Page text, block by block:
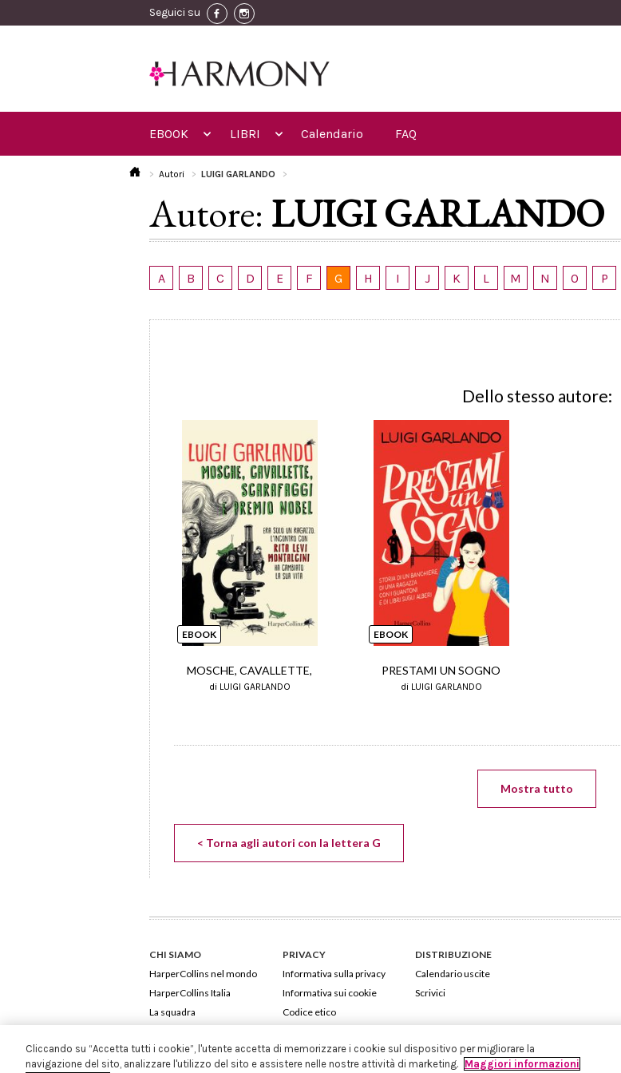
Seguici su
EBOOK LIBRI Calendario FAQ
Autori LUIGI GARLANDO
Autore: LUIGI GARLANDO
A B C D E F G H I J K L M N O P
Dello stesso autore:
EBOOK
MOSCHE, CAVALLETTE,
di LUIGI GARLANDO
EBOOK
PRESTAMI UN SOGNO
di LUIGI GARLANDO
Mostra tutto
< Torna agli autori con la lettera G
CHI SIAMO
HarperCollins nel mondo
HarperCollins Italia
La squadra
PRIVACY
Informativa sulla privacy
Informativa sui cookie
Codice etico
DISTRIBUZIONE
Calendario uscite
Scrivici
Cliccando su “Accetta tutti i cookie”, l'utente accetta di memorizzare i cookie sul dispositivo per migliorare la
navigazione del sito, analizzare l'utilizzo del sito e assistere nelle nostre attività di marketing. Maggiori informazioni